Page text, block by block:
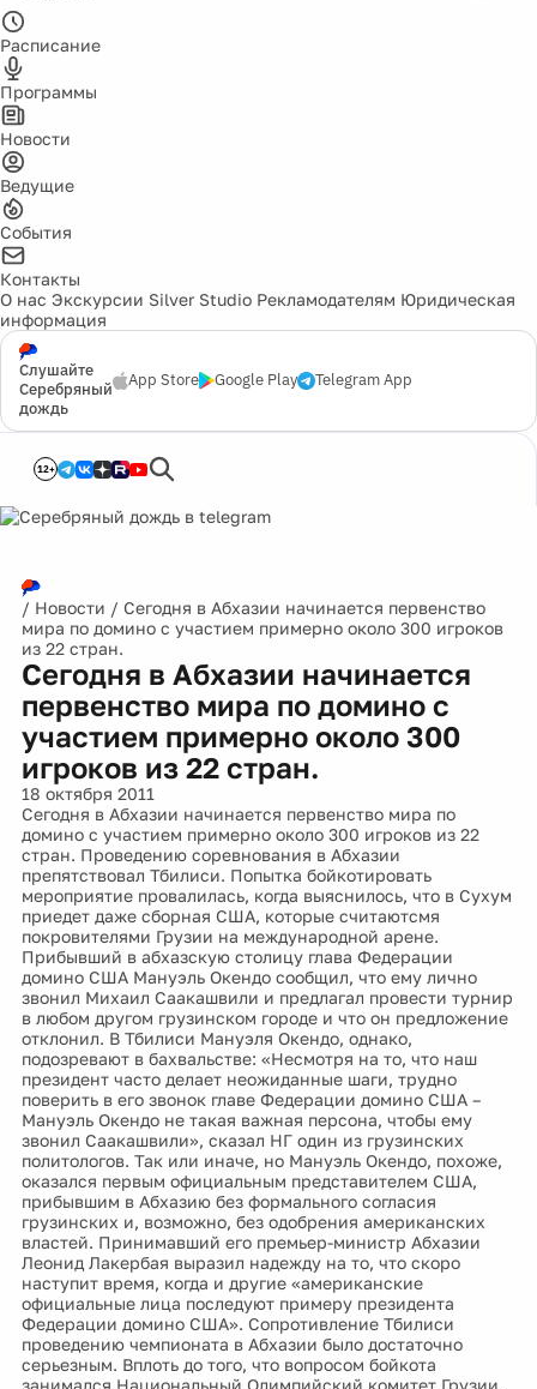
Расписание
Программы
Новости
Ведущие
События
Контакты
О нас Экскурсии Silver Studio Рекламодателям Юридическая
информация
Слушайте
Серебряный
дождь
App Store Google Play Telegram App
12+
/ Новости / Сегодня в Абхазии начинается первенство
мира по домино с участием примерно около 300 игроков
из 22 стран.
Сегодня в Абхазии начинается
первенство мира по домино с
участием примерно около 300
игроков из 22 стран.
18 октября 2011
Сегодня в Абхазии начинается первенство мира по
домино с участием примерно около 300 игроков из 22
стран. Проведению соревнования в Абхазии
препятствовал Тбилиси. Попытка бойкотировать
мероприятие провалилась, когда выяснилось, что в Сухум
приедет даже сборная США, которые считаютсмя
покровителями Грузии на международной арене.
Прибывший в абхазскую столицу глава Федерации
домино США Мануэль Окендо сообщил, что ему лично
звонил Михаил Саакашвили и предлагал провести турнир
в любом другом грузинском городе и что он предложение
отклонил. В Тбилиси Мануэля Окендо, однако,
подозревают в бахвальстве: «Несмотря на то, что наш
президент часто делает неожиданные шаги, трудно
поверить в его звонок главе Федерации домино США –
Мануэль Окендо не такая важная персона, чтобы ему
звонил Саакашвили», сказал НГ один из грузинских
политологов. Так или иначе, но Мануэль Окендо, похоже,
оказался первым официальным представителем США,
прибывшим в Абхазию без формального согласия
грузинских и, возможно, без одобрения американских
властей. Принимавший его премьер-министр Абхазии
Леонид Лакербая выразил надежду на то, что скоро
наступит время, когда и другие «американские
официальные лица последуют примеру президента
Федерации домино США». Сопротивление Тбилиси
проведению чемпионата в Абхазии было достаточно
серьезным. Вплоть до того, что вопросом бойкота